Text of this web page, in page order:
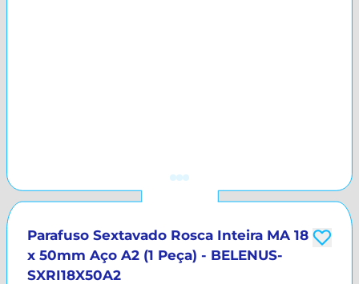
Parafuso Sextavado Rosca Inteira MA 18
x 50mm Aço A2 (1 Peça) - BELENUS-
SXRI18X50A2